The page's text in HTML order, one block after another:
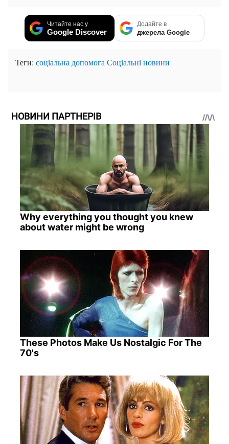
Читайте нас у
Google Discover
Додайте в
джерела Google
Теги: соціальна допомога Соціальні новини
НОВИНИ ПАРТНЕРІВ
Why everything you thought you knew
about water might be wrong
These Photos Make Us Nostalgic For The
70's